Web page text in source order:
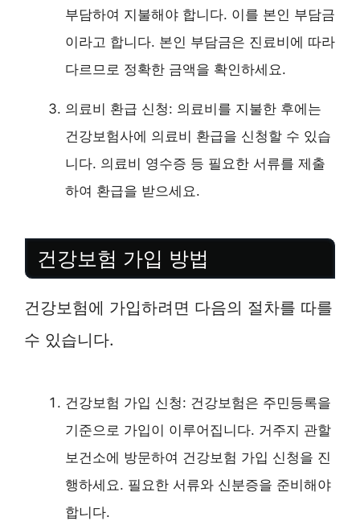
부담하여 지불해야 합니다. 이를 본인 부담금
이라고 합니다. 본인 부담금은 진료비에 따라
다르므로 정확한 금액을 확인하세요.
의료비 환급 신청: 의료비를 지불한 후에는
건강보험사에 의료비 환급을 신청할 수 있습
니다. 의료비 영수증 등 필요한 서류를 제출
하여 환급을 받으세요.
건강보험 가입 방법
건강보험에 가입하려면 다음의 절차를 따를
수 있습니다.
건강보험 가입 신청: 건강보험은 주민등록을
기준으로 가입이 이루어집니다. 거주지 관할
보건소에 방문하여 건강보험 가입 신청을 진
행하세요. 필요한 서류와 신분증을 준비해야
합니다.